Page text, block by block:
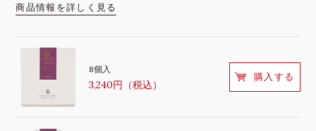
商品情報を詳しく見る
8個入
3,240円（税込）
購入する